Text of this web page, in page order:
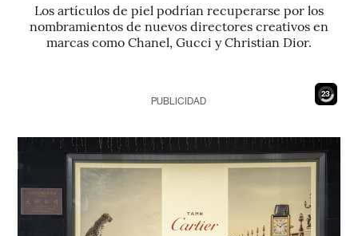
Los artículos de piel podrían recuperarse por los
nombramientos de nuevos directores creativos en
marcas como Chanel, Gucci y Christian Dior.
21
PUBLICIDAD